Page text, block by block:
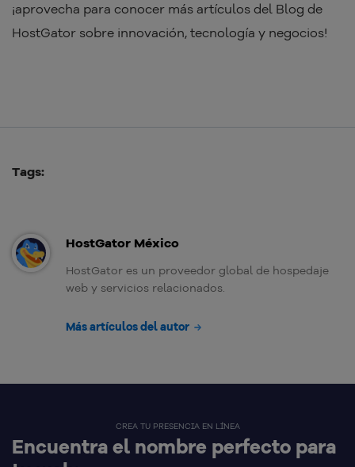
¡aprovecha para conocer más artículos del Blog de
HostGator sobre innovación, tecnología y negocios!
Tags:
HostGator México
HostGator es un proveedor global de hospedaje
web y servicios relacionados.
Más artículos del autor
CREA TU PRESENCIA EN LÍNEA
Encuentra el nombre perfecto para